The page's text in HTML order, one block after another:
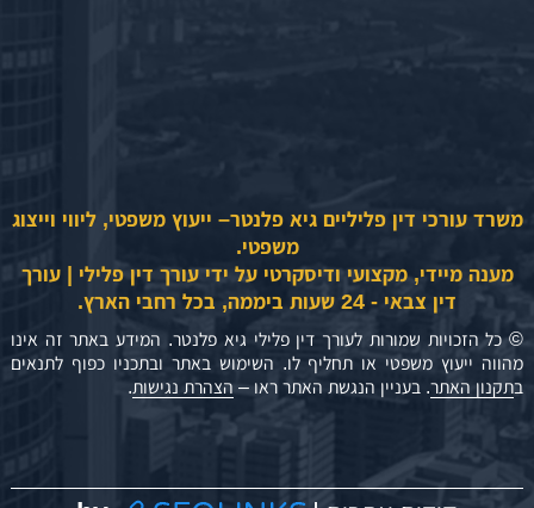
משרד עורכי דין פליליים גיא פלנטר– ייעוץ משפטי, ליווי וייצוג
משפטי.
מענה מיידי, מקצועי ודיסקרטי על ידי עורך דין פלילי | עורך
דין צבאי - 24 שעות ביממה, בכל רחבי הארץ.
© כל הזכויות שמורות לעורך דין פלילי גיא פלנטר. המידע באתר זה אינו
מהווה ייעוץ משפטי או תחליף לו. השימוש באתר ובתכניו כפוף לתנאים
בתקנון האתר. בעניין הנגשת האתר ראו – הצהרת נגישות.